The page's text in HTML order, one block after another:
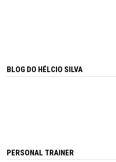
BLOG DO HÉLCIO SILVA
PERSONAL TRAINER